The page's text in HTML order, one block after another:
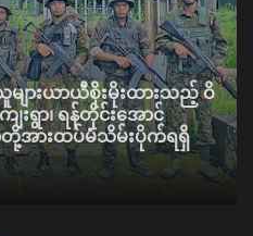
ျားယာယီစိုးမိုးထားသည့် ဝိ
းရွာ၊ ရန်တိုင်းအောင်
တို့အားထပ်မံသိမ်းပိုက်ရရှိ